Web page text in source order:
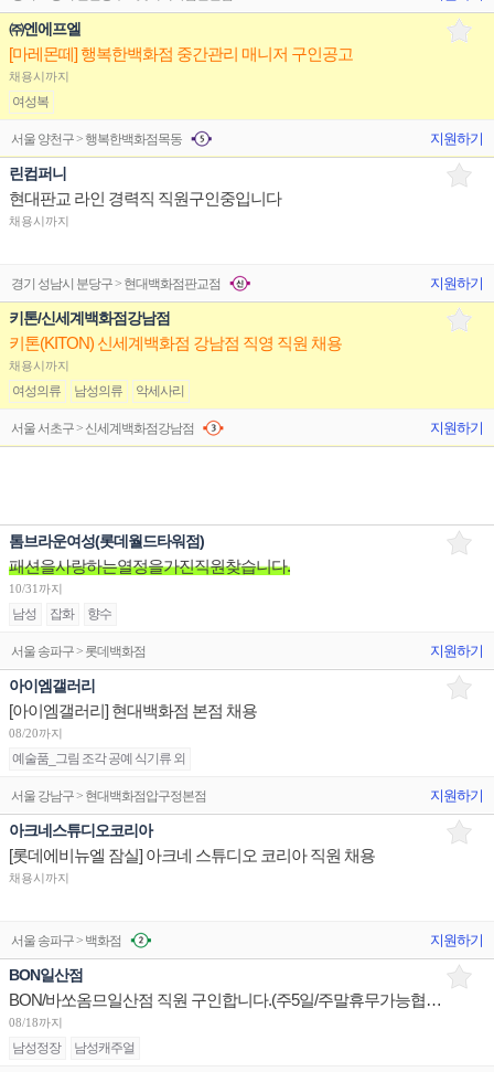
㈜엔에프엘
[마레몬떼] 행복한백화점 중간관리 매니저 구인공고
채용시까지
여성복
서울 양천구 > 행복한백화점목동 지원하기
린컴퍼니
현대판교 라인 경력직 직원구인중입니다
채용시까지
경기 성남시 분당구 > 현대백화점판교점 지원하기
키톤/신세계백화점강남점
키톤(KITON) 신세계백화점 강남점 직영 직원 채용
채용시까지
여성의류 남성의류 악세사리
서울 서초구 > 신세계백화점강남점 지원하기
톰브라운여성(롯데월드타워점)
패션을사랑하는열정을가진직원찾습니다.
10/31까지
남성 잡화 향수
서울 송파구 > 롯데백화점 지원하기
아이엠갤러리
[아이엠갤러리] 현대백화점 본점 채용
08/20까지
예술품_그림 조각 공예 식기류 외
서울 강남구 > 현대백화점압구정본점 지원하기
아크네스튜디오코리아
[롯데에비뉴엘 잠실] 아크네 스튜디오 코리아 직원 채용
채용시까지
서울 송파구 > 백화점 지원하기
BON일산점
BON/바쏘옴므일산점 직원 구인합니다.(주5일/주말휴무가능협의/오프,온라인운영)
08/18까지
남성정장 남성캐주얼